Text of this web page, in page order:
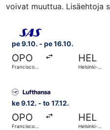
voivat muuttua. Lisäehtoja
pe 9.10. - pe 16.10.
OPO
Francisco
HEL
Helsinki-
Valitse lentoyhtiön
ke 9.12. - to 17.12.
OPO
Francisco
HEL
Helsinki-